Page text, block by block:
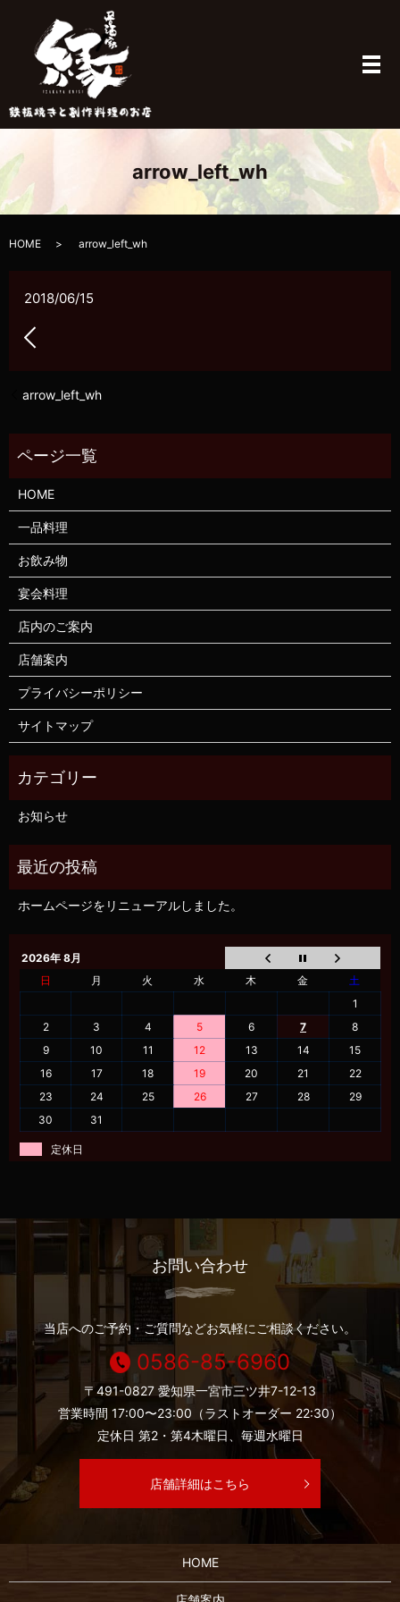
メ
arrow_left_wh
HOME arrow_left_wh
2018/06/15
arrow_left_wh
HOME
一品料理
お飲み物
宴会料理
店内のご案内
店舗案内
プライバシーポリシー
サイトマップ
お知らせ
ホームページをリニューアルしました。
2026年 8月
日
月 火 水 木 金
土
1
2
3 4 5 6 7
8
9
10 11 12 13 14
15
16
17 18 19 20 21
22
23
24 25 26 27 28
29
30
31
定休日
お問い合わせ
当店へのご予約・ご質問などお気軽にご相談ください。
0586-85-6960
〒491-0827 愛知県一宮市三ツ井7-12-13
営業時間 17:00〜23:00（ラストオーダー 22:30）
定休日 第2・第4木曜日、毎週水曜日
店舗詳細はこちら
HOME